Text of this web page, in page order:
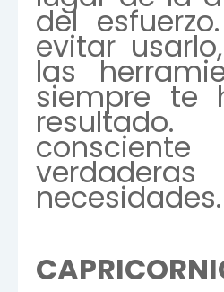
del
evitar
las
siempre te
verdaderas
necesidades.